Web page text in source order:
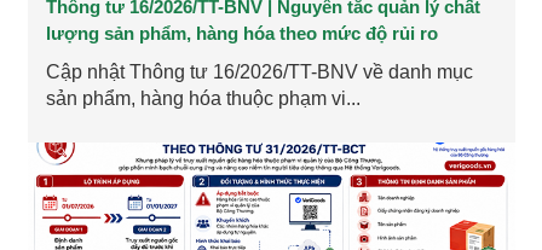
Thông tư 16/2026/TT-BNV | Nguyên tắc quản lý chất
lượng sản phẩm, hàng hóa theo mức độ rủi ro
Cập nhật Thông tư 16/2026/TT-BNV về danh mục
sản phẩm, hàng hóa thuộc phạm vi...